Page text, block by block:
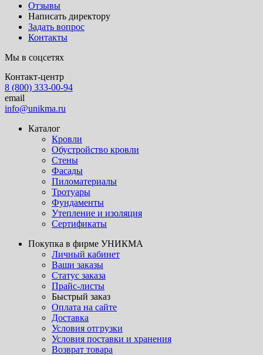
Отзывы
Написать директору
Задать вопрос
Контакты
Мы в соцсетях
Контакт-центр
8 (800) 333-00-94
email
info@unikma.ru
Каталог
Кровли
Обустройство кровли
Стены
Фасады
Пиломатериалы
Тротуары
Фундаменты
Утепление и изоляция
Сертификаты
Покупка в фирме УНИКМА
Личный кабинет
Ваши заказы
Статус заказа
Прайс-листы
Быстрый заказ
Оплата на сайте
Доставка
Условия отгрузки
Условия поставки и хранения
Возврат товара